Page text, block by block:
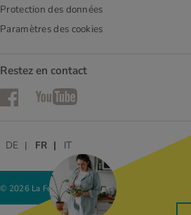
Protection des données
Paramètres des cookies
Restez en contact
FacebookYouTube
© 2026 La Fédération des coopératives Migros
DE FR IT